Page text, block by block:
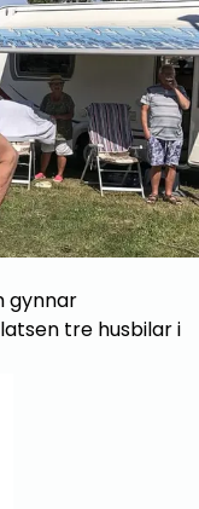
gynnar
tre husbilar i